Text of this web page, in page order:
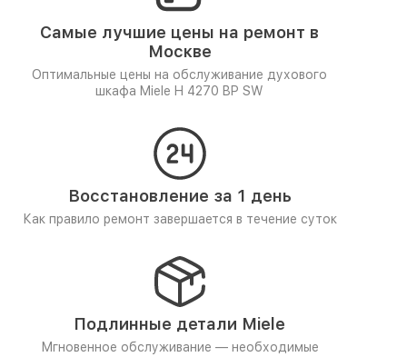
Самые лучшие цены на ремонт в
Москве
Оптимальные цены на обслуживание духового
шкафа Miele H 4270 BP SW
Восстановление за 1 день
Как правило ремонт завершается в течение суток
Подлинные детали Miele
Мгновенное обслуживание — необходимые